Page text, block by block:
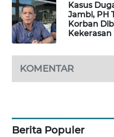
Kasus
Jambi, PH
Korban
Kekerasan
KOMENTAR
Berita Populer
MASYARAKAT
KELISTRIKAN
WALINKI
ID
MARTABAT
NET